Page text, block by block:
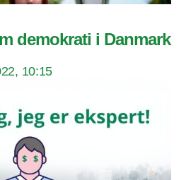
demokrati i Danmark
10:15